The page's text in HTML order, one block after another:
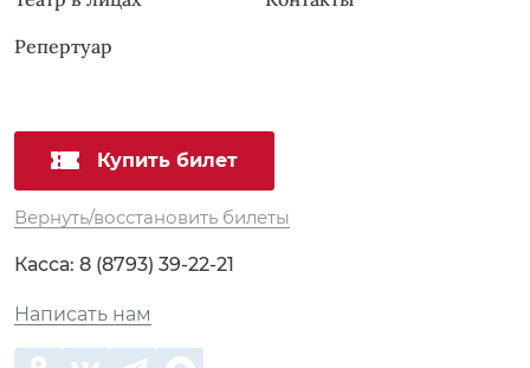
Репертуар
Купить билет
Вернуть/восстановить билеты
Касса: 8 (8793) 39-22-21
Написать нам